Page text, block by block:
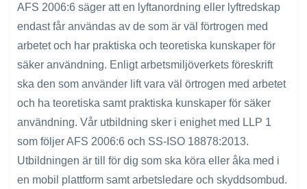
AFS 2006:6 säger att en lyftanordning eller lyftredskap
endast får användas av de som är väl förtrogen med
arbetet och har praktiska och teoretiska kunskaper för
säker användning. Enligt arbetsmiljöverkets föreskrift
ska den som använder lift vara väl örtrogen med arbetet
och ha teoretiska samt praktiska kunskaper för säker
användning. Vår utbildning sker i enighet med LLP 1
som följer AFS 2006:6 och SS-ISO 18878:2013.
Utbildningen är till för dig som ska köra eller åka med i
en mobil plattform samt arbetsledare och skyddsombud.